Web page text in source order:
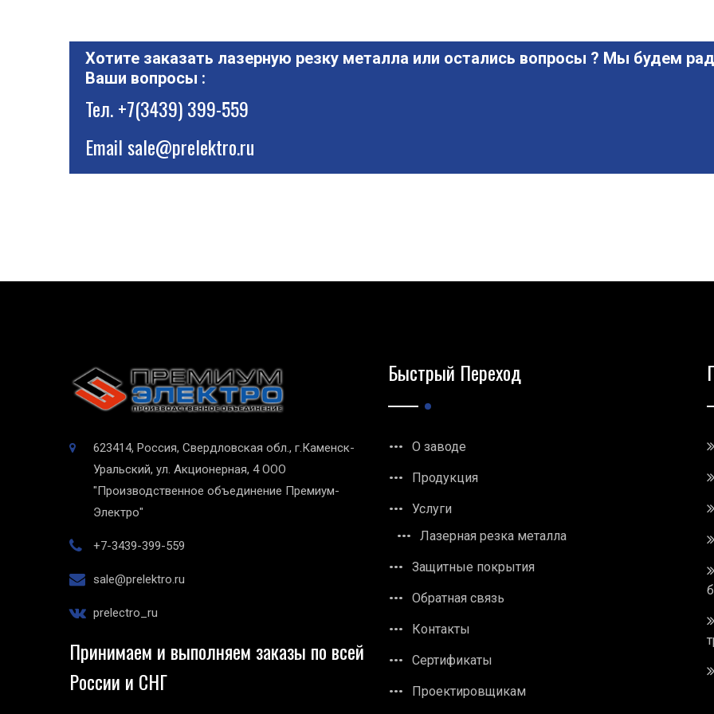
Хотите заказать лазерную резку металла или остались вопросы ? Мы будем
Ваши вопросы :
Тел.+7(3439) 399-559
Emailsale@prelektro.ru
623414, Россия, Свердловская обл., г.Каменск-
Уральский, ул. Акционерная, 4 ООО
"Производственное объединение Премиум-
Электро"
+7-3439-399-559
sale@prelektro.ru
prelectro_ru
Принимаем и выполняем заказы по всей
России и СНГ
Быстрый Переход
О заводе
Продукция
Услуги
Лазерная резка металла
Защитные покрытия
Обратная связь
Контакты
Сертификаты
Проектировщикам